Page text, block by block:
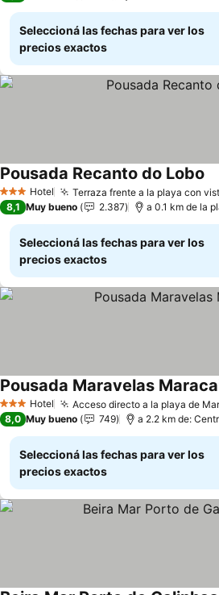
Seleccioná las fechas para ver los
precios exactos
3 Estrellas
Hotel Terraza frente a la playa con
Pousada Recanto do Lobo
8,1 Muy bueno 2.387 a 0.1 km de la
Seleccioná las fechas para ver los
precios exactos
3 Estrellas
Hotel Acceso directo a la playa de
Pousada Maravelas
8,0 Muy bueno 749 a 2.2 km de:
Seleccioná las fechas para ver los
precios exactos